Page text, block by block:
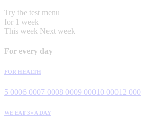
Try the test menu
for 1 week
This week Next week
For every day
FOR HEALTH
5 0006 0007 0008 0009 00010 00012 000
WE EAT 3× A DAY